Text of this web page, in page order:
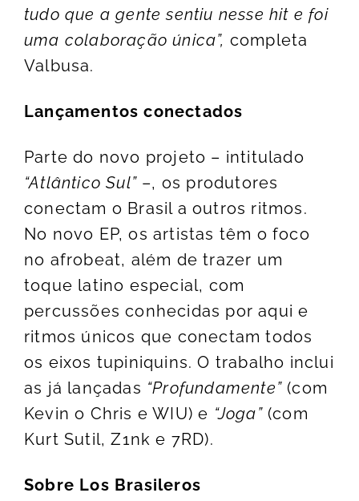
tudo que a gente sentiu nesse hit e foi
uma colaboração única”, completa
Valbusa.
Lançamentos conectados
Parte do novo projeto – intitulado
“Atlântico Sul” –, os produtores
conectam o Brasil a outros ritmos.
No novo EP, os artistas têm o foco
no afrobeat, além de trazer um
toque latino especial, com
percussões conhecidas por aqui e
ritmos únicos que conectam todos
os eixos tupiniquins. O trabalho inclui
as já lançadas “Profundamente” (com
Kevin o Chris e WIU) e “Joga”(com
Kurt Sutil, Z1nk e 7RD).
Sobre Los Brasileros